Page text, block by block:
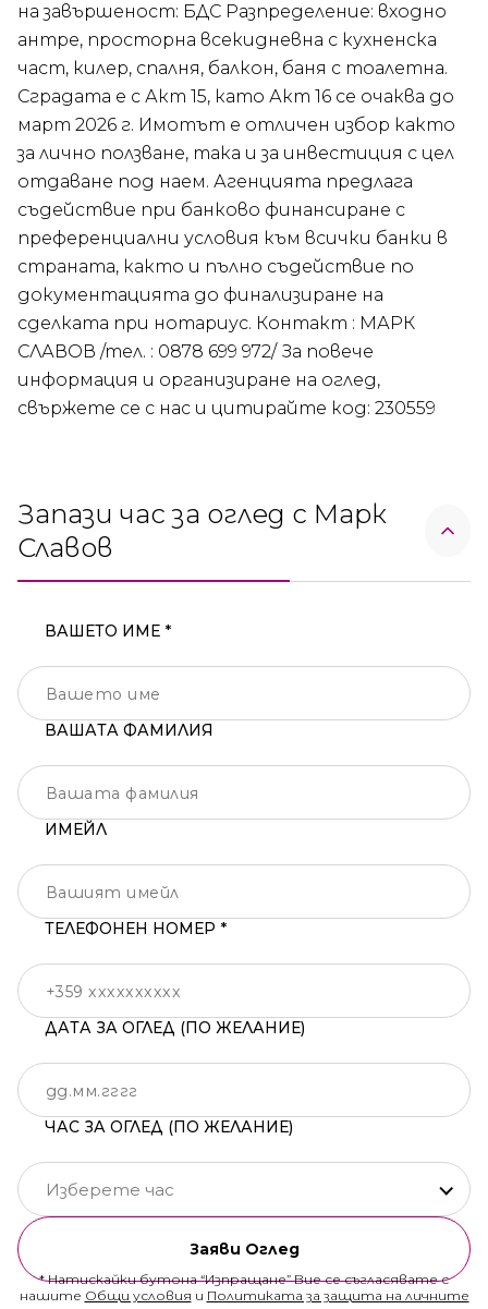
на завършеност: БДС Разпределение: входно
антре, просторна всекидневна с кухненска
част, килер, спалня, балкон, баня с тоалетна.
Сградата е с Акт 15, като Акт 16 се очаква до
март 2026 г. Имотът е отличен избор както
за лично ползване, така и за инвестиция с цел
отдаване под наем. Агенцията предлага
съдействие при банково финансиране с
преференциални условия към всички банки в
страната, както и пълно съдействие по
документацията до финализиране на
сделката при нотариус. Контакт : МАРК
СЛАВОВ /тел. : 0878 699 972/ За повече
информация и организиране на оглед,
свържете се с нас и цитирайте код: 230559
Запази час за оглед с Марк
Славов
ВАШЕТО ИМЕ *
ВАШАТА ФАМИЛИЯ
ИМЕЙЛ
ТЕЛЕФОНЕН НОМЕР *
ДАТА ЗА ОГЛЕД (ПО ЖЕЛАНИЕ)
ЧАС ЗА ОГЛЕД (ПО ЖЕЛАНИЕ)
Изберете час
Заяви Оглед
* Натискайки бутона “Изпращане” Вие се съгласявате с
нашите Общи условия и Политиката за защита на личните